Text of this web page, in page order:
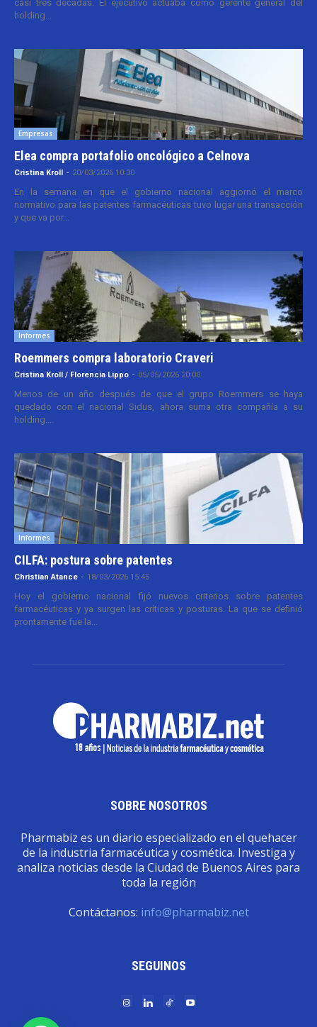
casi tres décadas. El ejecutivo actuaba como gerente general del
holding...
Empresas
Elea compra portafolio oncológico a Celnova
Cristina Kroll - 20/03/2026 10:30
En la semana en que el gobierno nacional aggiornó el marco
normativo para las patentes farmacéuticas tuvo lugar una transacción
y que va por...
Informes
Roemmers compra laboratorio Craveri
Cristina Kroll / Florencia Lippo - 05/05/2026 20:00
Menos de un año después de que el grupo Roemmers se haya
quedado con el nacional Sidus, ahora suma otra compañía a su
holding....
Informes
CILFA: postura sobre patentes
Christian Atance - 18/03/2026 15:45
Hoy el gobierno nacional fijó nuevos criterios sobre patentes
farmacéuticas y ya surgen las críticas y posturas. La que se definió
prontamente fue la...
SOBRE NOSOTROS
Pharmabiz es un diario especializado en el quehacer
de la industria farmacéutica y cosmética. Investiga y
analiza noticias desde la Ciudad de Buenos Aires para
toda la región
Contáctanos: info@pharmabiz.net
SEGUINOS